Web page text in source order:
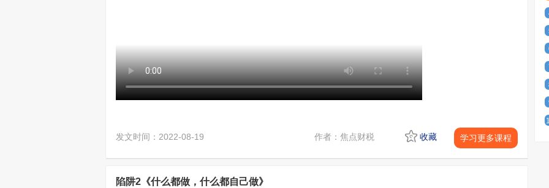
发文时间：2022-08-19 学习更多课程
收藏
作者：焦点财税
陷阱2《什么都做，什么都自己做》